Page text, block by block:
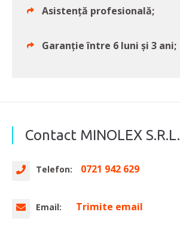
Asistență profesională;
Garanție între 6 luni și 3 ani;
Contact MINOLEX S.R.L.
Telefon: 0721 942 629
Email: Trimite email